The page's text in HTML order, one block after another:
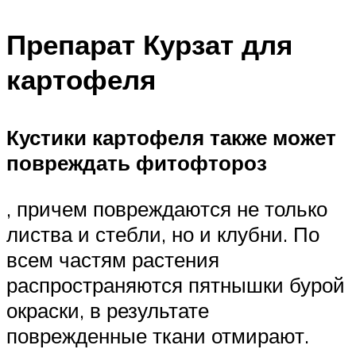
Препарат Курзат для
картофеля
Кустики картофеля также может
повреждать фитофтороз
, причем повреждаются не только
листва и стебли, но и клубни. По
всем частям растения
распространяются пятнышки бурой
окраски, в результате
поврежденные ткани отмирают.